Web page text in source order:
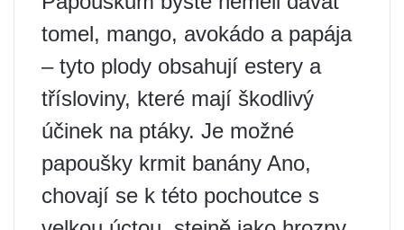
tomel, mango, avokádo a papája
– tyto plody obsahují estery a
třísloviny, které mají škodlivý
účinek na ptáky. Je možné
papoušky krmit banány Ano,
chovají se k této pochoutce s